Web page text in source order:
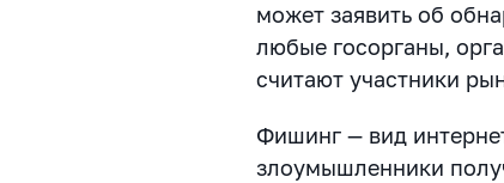
может заявить об
любые госорганы,
считают участники
Фишинг — вид
злоумышленники